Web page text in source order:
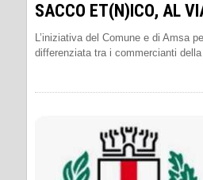
SACCO ET(N)ICO, AL
L’iniziativa del Comune e di Amsa
differenziata tra i commercianti